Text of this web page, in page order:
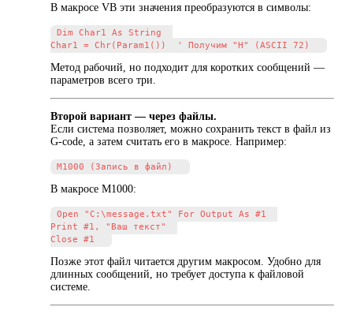
В макросе VB эти значения преобразуются в символы:
Dim Char1 As String
Метод рабочий, но подходит для коротких сообщений —
параметров всего три.
Второй вариант — через файлы.
Если система позволяет, можно сохранить текст в файл из
G-code, а затем считать его в макросе. Например:
В макросе M1000:
Open "C:\message.txt" For Output As #1
Print #1, "Ваш текст"
Позже этот файл читается другим макросом. Удобно для
длинных сообщений, но требует доступа к файловой
системе.